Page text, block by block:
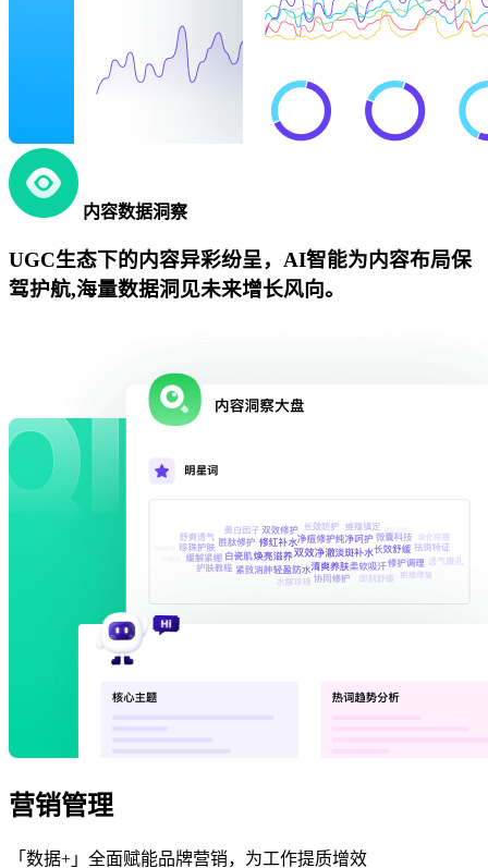
内容数据洞察
UGC生态下的内容异彩纷呈，AI智能为内容布局保
驾护航,海量数据洞见未来增长风向。
营销管理
「数据+」全面赋能品牌营销，为工作提质增效